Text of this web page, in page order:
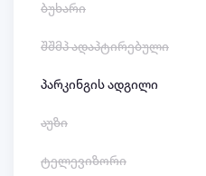
ბუხარი
შშმპ ადაპტირებული
პარკინგის ადგილი
აუზი
ტელევიზორი